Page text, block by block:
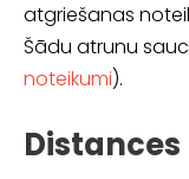
atgriešanas
Šādu atrunu
noteikumi).